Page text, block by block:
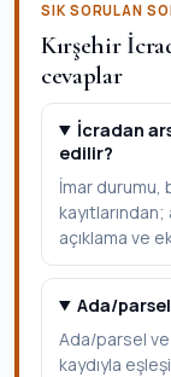
SIK SORULAN
Kırşehir
cevaplar
İcradan
edilir?
İmar durumu,
açıklama ve
Ada/
Ada/parsel ve
kaydıyla